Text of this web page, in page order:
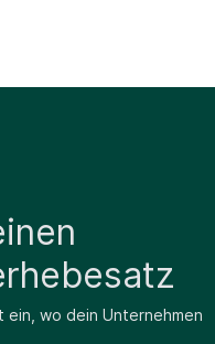
wo dein Unternehmen